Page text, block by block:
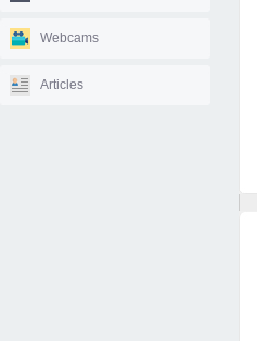
Webcams
Articles